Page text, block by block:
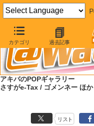
カテゴリ 過去記事
アキバのPOPギャラリー
さすがe-Tax / ゴメンネー ほか
リスト